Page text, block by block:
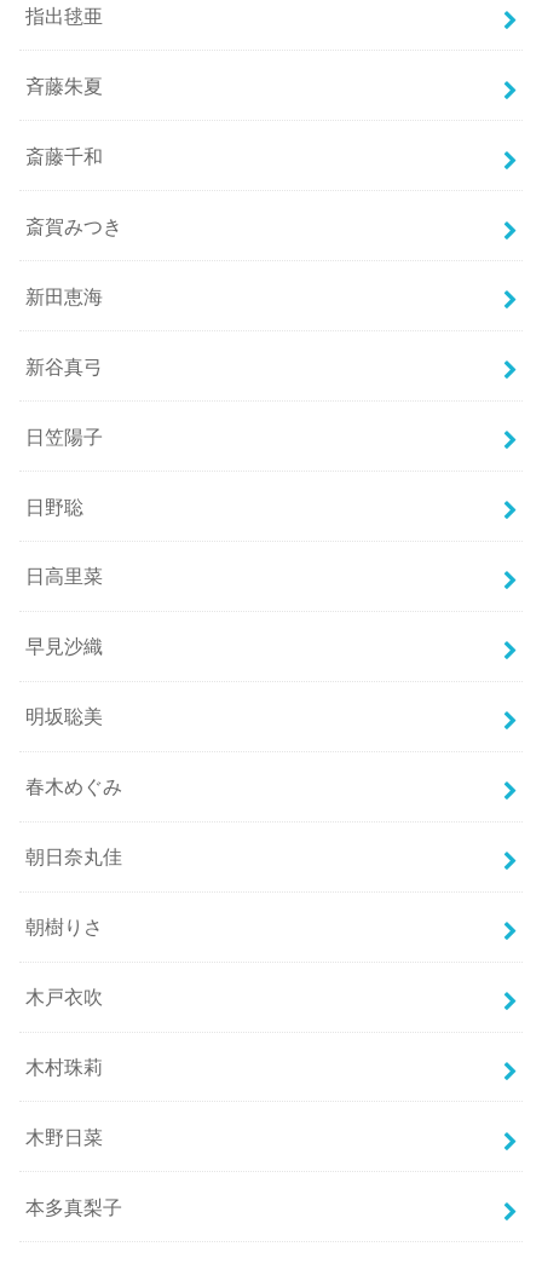
指出毬亜
斉藤朱夏
斎藤千和
斎賀みつき
新田恵海
新谷真弓
日笠陽子
日野聡
日高里菜
早見沙織
明坂聡美
春木めぐみ
朝日奈丸佳
朝樹りさ
木戸衣吹
木村珠莉
木野日菜
本多真梨子